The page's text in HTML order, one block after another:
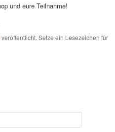
und eure Teilnahme!
veröffentlicht. Setze ein Lesezeichen für